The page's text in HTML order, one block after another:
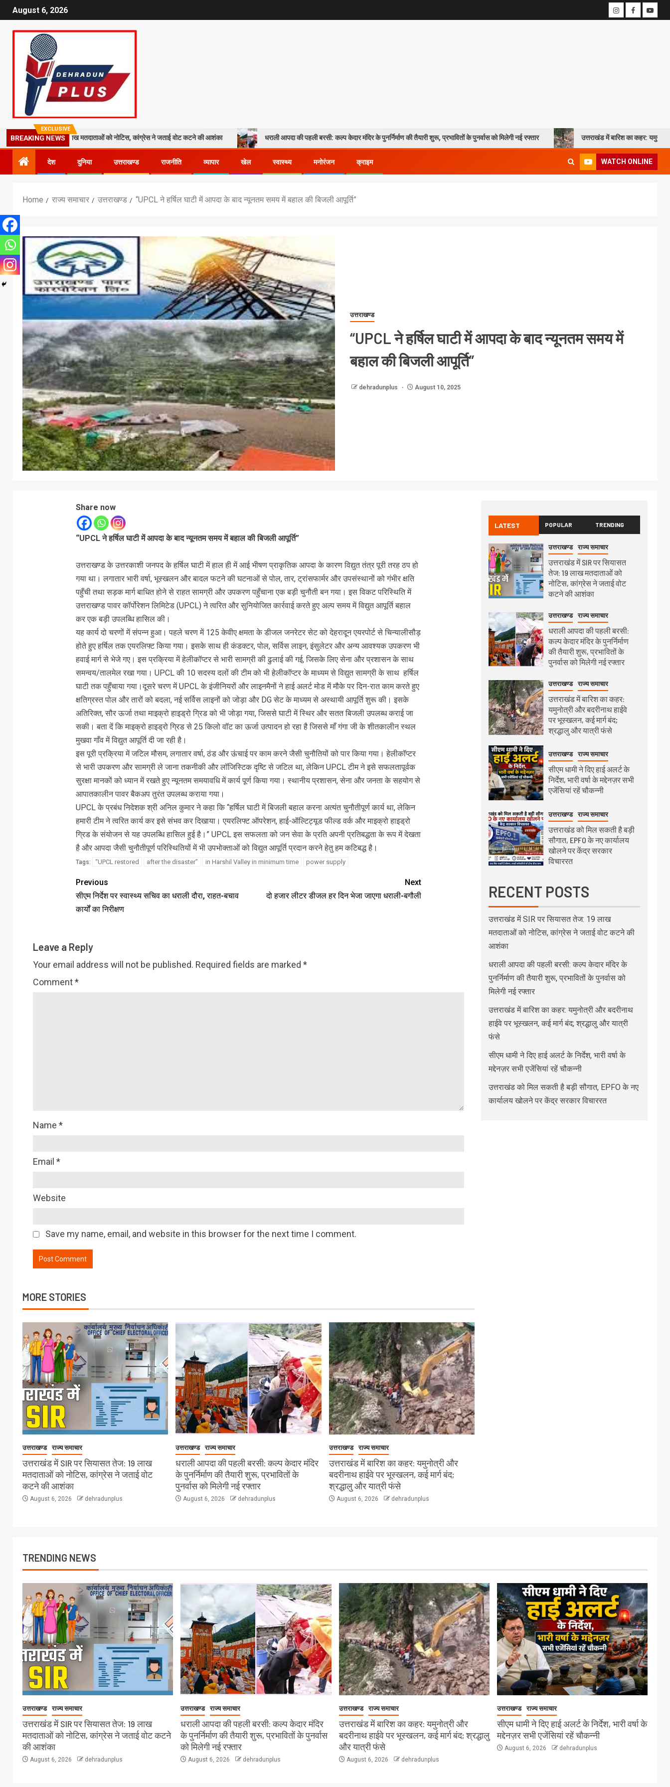
August 6, 2026
EXCLUSIVE
BREAKING NEWS
तेज: 19 लाख मतदाताओं को नोटिस, कांग्रेस ने जताई वोट कटने की आशंका धराली आपदा की पहली बरसी: कल्प केदार मंदिर के पुनर्निर्माण की तैयारी शुरू, प्रभावितों के पुनर्वास को मिलेगी नई रफ्तार उत्तराखंड में बारिश का कहर: यमुनोत्री और
देश दुनिया उत्तराखण्ड राजनीति व्यापार खेल स्वास्थ्य मनोरंजन क्राइम WATCH ONLINE
Home राज्य समाचार उत्तराखण्ड “UPCL ने हर्षिल घाटी में आपदा के बाद न्यूनतम समय में बहाल की बिजली आपूर्ति”
उत्तराखण्ड
“UPCL ने हर्षिल घाटी में आपदा के बाद न्यूनतम समय में
बहाल की बिजली आपूर्ति”
dehradunplus August 10, 2025
Share now
“UPCL ने हर्षिल घाटी में आपदा के बाद न्यूनतम समय में बहाल की बिजली आपूर्ति”
उत्तराखण्ड के उत्तरकाशी जनपद के हर्षिल घाटी में हाल ही में आई भीषण प्राकृतिक आपदा के कारण विद्युत तंत्र पूरी तरह ठप हो
गया था। लगातार भारी वर्षा, भूस्खलन और बादल फटने की घटनाओं से पोल, तार, ट्रांसफार्मर और उपसंस्थानों को गंभीर क्षति
पहुँची तथा सड़क मार्ग बाधित होने से राहत सामग्री और उपकरण पहुँचाना एक बड़ी चुनौती बन गया। इस विकट परिस्थिति में
उत्तराखण्ड पावर कॉर्पोरेशन लिमिटेड (UPCL) ने त्वरित और सुनियोजित कार्रवाई करते हुए अल्प समय में विद्युत आपूर्ति बहाल
कर एक बड़ी उपलब्धि हासिल की।
यह कार्य दो चरणों में संपन्न हुआ। पहले चरण में 125 केवीए क्षमता के डीजल जनरेटर सेट को देहरादून एयरपोर्ट से चिन्यालीसौड़
होते हुए हर्षिल तक एयरलिफ्ट किया गया। इसके साथ ही कंडक्टर, पोल, सर्विस लाइन, इंसुलेटर और अन्य आवश्यक उपकरण भी
हवाई मार्ग से भेजे गए। इस प्रक्रिया में हेलीकॉप्टर से भारी सामग्री की ढुलाई की गई, जिसके लिए सेना और प्रशासन के साथ
समन्वय/तालमेल रखा गया। UPCL की 10 सदस्य दलों की टीम को भी हेलीकॉप्टर के माध्यम से विद्युत सामग्री के साथ हर्षिल
घाटी तक पहुँचाया गया।दूसरे चरण में UPCL के इंजीनियरों और लाइनमैनों ने हाई अलर्ट मोड में मौके पर दिन-रात काम करते हुए
क्षतिग्रस्त पोल और तारों को बदला, नई सर्विस लाइनों को जोड़ा और DG सेट के माध्यम से अस्थायी आपूर्ति शुरू की। इसके
अतिरिक्त, सौर ऊर्जा तथा माइक्रो हाइड्रो ग्रिड को भी जोड़ा गया, जिससे घाटी में स्थिर और सतत बिजली उपलब्ध कराई जा
सकी। बता दें कि माइक्रो हाइड्रो ग्रिड से 25 किलो वॉट का ऊर्जा उत्पादन हो रहा है जिससे माँ गंगा जी के शीतकालीन स्थल
मुखवा गाँव में विद्युत आपूर्ति दी जा रही है।
इस पूरी प्रक्रिया में जटिल मौसम, लगातार वर्षा, ठंड और ऊंचाई पर काम करने जैसी चुनौतियों को पार किया गया। हेलीकॉप्टर
से भारी उपकरण और सामग्री ले जाना तकनीकी और लॉजिस्टिक दृष्टि से जटिल था, लेकिन UPCL टीम ने इसे सफलतापूर्वक
सुरक्षा मानकों को ध्यान में रखते हुए न्यूनतम समयावधि में कार्य पूर्ण किया गया। स्थानीय प्रशासन, सेना और जनता के सहयोग से
आपातकालीन पावर बैकअप तुरंत उपलब्ध कराया गया।
UPCL के प्रबंध निदेशक श्री अनिल कुमार ने कहा कि “हर्षिल घाटी में बिजली बहाल करना अत्यंत चुनौतीपूर्ण कार्य था, लेकिन
हमारी टीम ने त्वरित कार्य कर इसे संभव कर दिखाया। एयरलिफ्ट ऑपरेशन, हाई-ऑल्टिट्यूड फील्ड वर्क और माइक्रो हाइड्रो
ग्रिड के संयोजन से यह उपलब्धि हासिल हुई है।” UPCL इस सफलता को जन सेवा के प्रति अपनी प्रतिबद्धता के रूप में देखता
है और आपदा जैसी चुनौतीपूर्ण परिस्थितियों में भी उपभोक्ताओं को विद्युत आपूर्ति प्रदान करने हेतु हम कटिबद्ध है।
Tags: “UPCL restored after the disaster” in Harshil Valley in minimum time power supply
Previous
सीएम निर्देश पर स्वास्थ्य सचिव का धराली दौरा, राहत-बचाव
कार्यों का निरीक्षण
Next
दो हजार लीटर डीजल हर दिन भेजा जाएगा धराली-बगौली
Leave a Reply
Your email address will not be published. Required fields are marked *
Comment*
Name *
Email *
Website
Save my name, email, and website in this browser for the next time I comment.
MORE STORIES
उत्तराखण्ड राज्य समाचार
उत्तराखंड में SIR पर सियासत तेज: 19 लाख
मतदाताओं को नोटिस, कांग्रेस ने जताई वोट
कटने की आशंका
August 6, 2026 dehradunplus
उत्तराखण्ड राज्य समाचार
धराली आपदा की पहली बरसी: कल्प केदार मंदिर
के पुनर्निर्माण की तैयारी शुरू, प्रभावितों के
पुनर्वास को मिलेगी नई रफ्तार
August 6, 2026 dehradunplus
उत्तराखण्ड राज्य समाचार
उत्तराखंड में बारिश का कहर: यमुनोत्री और
बदरीनाथ हाईवे पर भूस्खलन, कई मार्ग बंद;
श्रद्धालु और यात्री फंसे
August 6, 2026 dehradunplus
LATEST POPULAR TRENDING
उत्तराखण्ड राज्य समाचार
उत्तराखंड में SIR पर सियासत
तेज: 19 लाख मतदाताओं को
नोटिस, कांग्रेस ने जताई वोट
कटने की आशंका
उत्तराखण्ड राज्य समाचार
धराली आपदा की पहली बरसी:
कल्प केदार मंदिर के पुनर्निर्माण
की तैयारी शुरू, प्रभावितों के
पुनर्वास को मिलेगी नई रफ्तार
उत्तराखण्ड राज्य समाचार
उत्तराखंड में बारिश का कहर:
यमुनोत्री और बदरीनाथ हाईवे
पर भूस्खलन, कई मार्ग बंद;
श्रद्धालु और यात्री फंसे
उत्तराखण्ड राज्य समाचार
सीएम धामी ने दिए हाई अलर्ट के
निर्देश, भारी वर्षा के मद्देनज़र सभी
एजेंसियां रहें चौकन्नी
उत्तराखण्ड राज्य समाचार
उत्तराखंड को मिल सकती है बड़ी
सौगात, EPFO के नए कार्यालय
खोलने पर केंद्र सरकार
विचाररत
RECENT POSTS
उत्तराखंड में SIR पर सियासत तेज: 19 लाख
मतदाताओं को नोटिस, कांग्रेस ने जताई वोट कटने की
आशंका
धराली आपदा की पहली बरसी: कल्प केदार मंदिर के
पुनर्निर्माण की तैयारी शुरू, प्रभावितों के पुनर्वास को
मिलेगी नई रफ्तार
उत्तराखंड में बारिश का कहर: यमुनोत्री और बदरीनाथ
हाईवे पर भूस्खलन, कई मार्ग बंद; श्रद्धालु और यात्री
फंसे
सीएम धामी ने दिए हाई अलर्ट के निर्देश, भारी वर्षा के
मद्देनज़र सभी एजेंसियां रहें चौकन्नी
उत्तराखंड को मिल सकती है बड़ी सौगात, EPFO के नए
कार्यालय खोलने पर केंद्र सरकार विचाररत
TRENDING NEWS
उत्तराखण्ड राज्य समाचार
उत्तराखंड में SIR पर सियासत तेज: 19 लाख
मतदाताओं को नोटिस, कांग्रेस ने जताई वोट कटने
की आशंका
August 6, 2026 dehradunplus
उत्तराखण्ड राज्य समाचार
धराली आपदा की पहली बरसी: कल्प केदार मंदिर
के पुनर्निर्माण की तैयारी शुरू, प्रभावितों के पुनर्वास
को मिलेगी नई रफ्तार
August 6, 2026 dehradunplus
उत्तराखण्ड राज्य समाचार
उत्तराखंड में बारिश का कहर: यमुनोत्री और
बदरीनाथ हाईवे पर भूस्खलन, कई मार्ग बंद; श्रद्धालु
और यात्री फंसे
August 6, 2026 dehradunplus
उत्तराखण्ड राज्य समाचार
सीएम धामी ने दिए हाई अलर्ट के निर्देश, भारी वर्षा के
मद्देनज़र सभी एजेंसियां रहें चौकन्नी
August 6, 2026 dehradunplus